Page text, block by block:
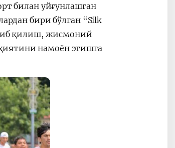
билан уйғунлашган
бири бўлган “Silk
қилиш, жисмоний
намоён этишга